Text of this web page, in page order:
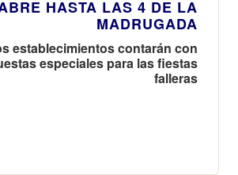
HASTA LAS 4 DE LA
MADRUGADA
establecimientos contarán con
especiales para las fiestas
falleras